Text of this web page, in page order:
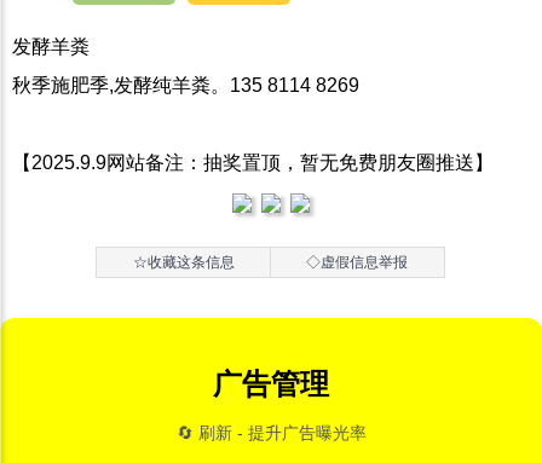
发酵羊粪
秋季施肥季,发酵纯羊粪。135 8114 8269
【2025.9.9网站备注：抽奖置顶，暂无免费朋友圈推送】
☆收藏这条信息 ◇虚假信息举报
广告管理
🔄 刷新 - 提升广告曝光率